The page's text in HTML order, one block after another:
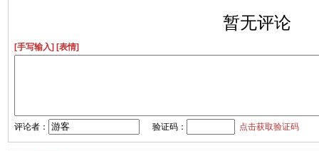
暂无评论
[手写输入] [表情]
评论者： 验证码： 点击获取验证码